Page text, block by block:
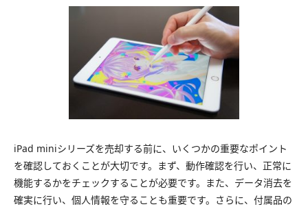
iPad miniシリーズを売却する前に、いくつかの重要なポイント
を確認しておくことが大切です。まず、動作確認を行い、正常に
機能するかをチェックすることが必要です。また、データ消去を
確実に行い、個人情報を守ることも重要です。さらに、付属品の